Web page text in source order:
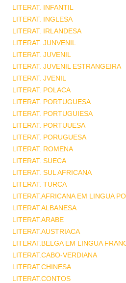
LITERAT. INFANTIL
LITERAT. INGLESA
LITERAT. IRLANDESA
LITERAT. JUNVENIL
LITERAT. JUVENIL
LITERAT. JUVENIL ESTRANGEIRA
LITERAT. JVENIL
LITERAT. POLACA
LITERAT. PORTUGUESA
LITERAT. PORTUGUIESA
LITERAT. PORTUUESA
LITERAT. PORUGUESA
LITERAT. ROMENA
LITERAT. SUECA
LITERAT. SUL AFRICANA
LITERAT. TURCA
LITERAT.AFRICANA EM LINGUA
LITERAT.ALBANESA
LITERAT.ARABE
LITERAT.AUSTRIACA
LITERAT.BELGA EM LINGUA
LITERAT.CABO-VERDIANA
LITERAT.CHINESA
LITERAT.CONTOS